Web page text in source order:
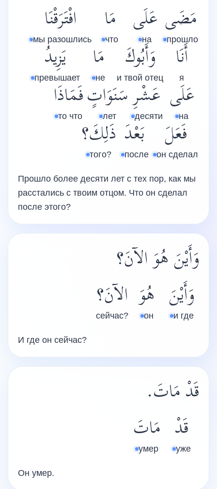
مَضَى
прошло
عَلَى
на
مَا
что
افْتَرَقْنَا
мы разошлись
أَنَا
я
وَأَبُوكَ
и твой отец
مَا
не
يَزِيدُ
превышает
عَلَى
на
عَشْرِ
десяти
سَنَوَاتٍ
лет
فَمَاذَا
то что
فَعَلَ
он сделал
بَعْدَ
после
ذَلِكَ؟
того?
Прошло более десяти лет с тех пор, как мы
расстались с твоим отцом. Что он сделал
после этого?
وَأَيْنَ هُوَ الآنَ؟
وَأَيْنَ
и где
هُوَ
он
الآنَ؟
сейчас?
И где он сейчас?
قَدْ مَاتَ.
قَدْ
уже
مَاتَ
умер
Он умер.